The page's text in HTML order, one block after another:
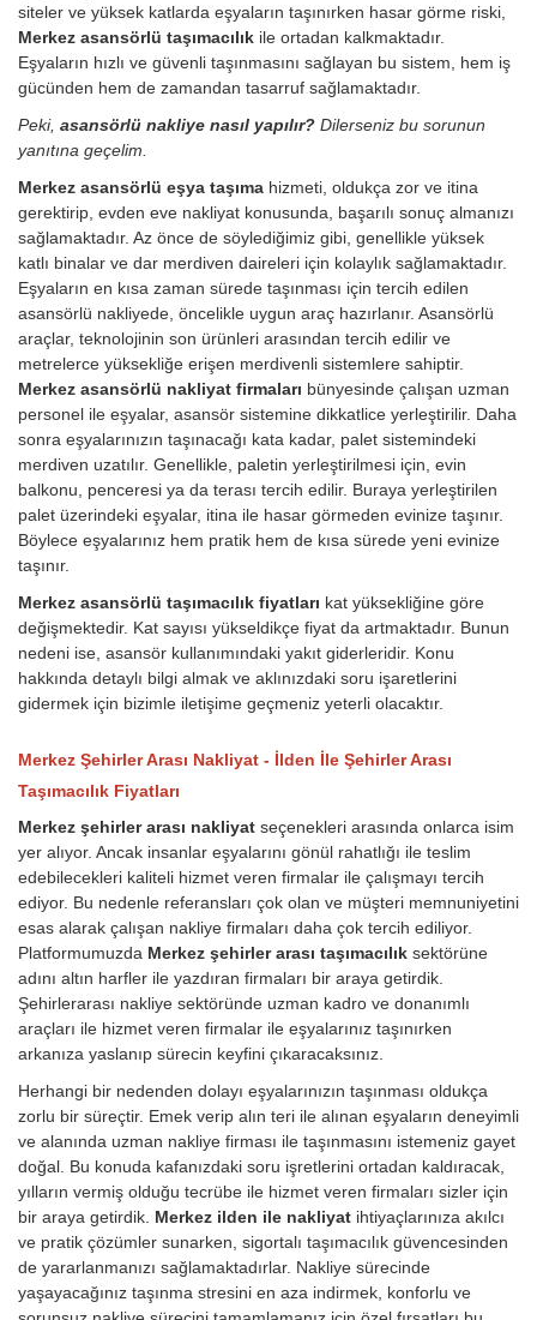
siteler ve yüksek katlarda eşyaların taşınırken hasar görme riski,
Merkez asansörlü taşımacılık ile ortadan kalkmaktadır.
Eşyaların hızlı ve güvenli taşınmasını sağlayan bu sistem, hem iş
gücünden hem de zamandan tasarruf sağlamaktadır.
Peki, asansörlü nakliye nasıl yapılır? Dilerseniz bu sorunun
yanıtına geçelim.
Merkez asansörlü eşya taşıma hizmeti, oldukça zor ve itina
gerektirip, evden eve nakliyat konusunda, başarılı sonuç almanızı
sağlamaktadır. Az önce de söylediğimiz gibi, genellikle yüksek
katlı binalar ve dar merdiven daireleri için kolaylık sağlamaktadır.
Eşyaların en kısa zaman sürede taşınması için tercih edilen
asansörlü nakliyede, öncelikle uygun araç hazırlanır. Asansörlü
araçlar, teknolojinin son ürünleri arasından tercih edilir ve
metrelerce yüksekliğe erişen merdivenli sistemlere sahiptir.
Merkez asansörlü nakliyat firmaları bünyesinde çalışan uzman
personel ile eşyalar, asansör sistemine dikkatlice yerleştirilir. Daha
sonra eşyalarınızın taşınacağı kata kadar, palet sistemindeki
merdiven uzatılır. Genellikle, paletin yerleştirilmesi için, evin
balkonu, penceresi ya da terası tercih edilir. Buraya yerleştirilen
palet üzerindeki eşyalar, itina ile hasar görmeden evinize taşınır.
Böylece eşyalarınız hem pratik hem de kısa sürede yeni evinize
taşınır.
Merkez asansörlü taşımacılık fiyatları kat yüksekliğine göre
değişmektedir. Kat sayısı yükseldikçe fiyat da artmaktadır. Bunun
nedeni ise, asansör kullanımındaki yakıt giderleridir. Konu
hakkında detaylı bilgi almak ve aklınızdaki soru işaretlerini
gidermek için bizimle iletişime geçmeniz yeterli olacaktır.
Merkez Şehirler Arası Nakliyat - İlden İle Şehirler Arası
Taşımacılık Fiyatları
Merkez şehirler arası nakliyat seçenekleri arasında onlarca isim
yer alıyor. Ancak insanlar eşyalarını gönül rahatlığı ile teslim
edebilecekleri kaliteli hizmet veren firmalar ile çalışmayı tercih
ediyor. Bu nedenle referansları çok olan ve müşteri memnuniyetini
esas alarak çalışan nakliye firmaları daha çok tercih ediliyor.
Platformumuzda Merkez şehirler arası taşımacılık sektörüne
adını altın harfler ile yazdıran firmaları bir araya getirdik.
Şehirlerarası nakliye sektöründe uzman kadro ve donanımlı
araçları ile hizmet veren firmalar ile eşyalarınız taşınırken
arkanıza yaslanıp sürecin keyfini çıkaracaksınız.
Herhangi bir nedenden dolayı eşyalarınızın taşınması oldukça
zorlu bir süreçtir. Emek verip alın teri ile alınan eşyaların deneyimli
ve alanında uzman nakliye firması ile taşınmasını istemeniz gayet
doğal. Bu konuda kafanızdaki soru işretlerini ortadan kaldıracak,
yılların vermiş olduğu tecrübe ile hizmet veren firmaları sizler için
bir araya getirdik. Merkez ilden ile nakliyat ihtiyaçlarınıza akılcı
ve pratik çözümler sunarken, sigortalı taşımacılık güvencesinden
de yararlanmanızı sağlamaktadırlar. Nakliye sürecinde
yaşayacağınız taşınma stresini en aza indirmek, konforlu ve